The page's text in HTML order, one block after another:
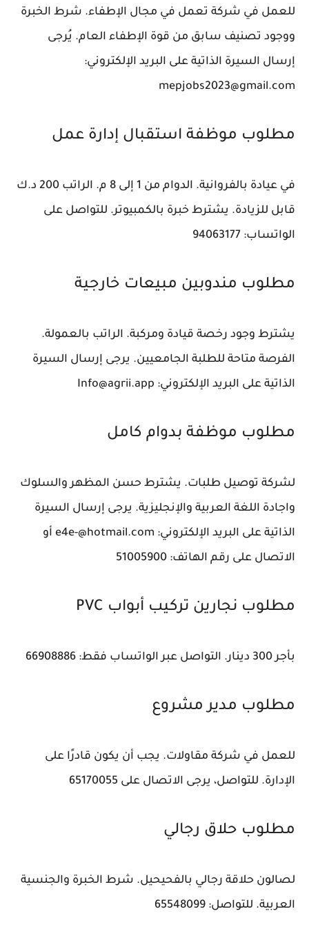
للعمل في شركة تعمل في مجال الإطفاء. شرط الخبرة
ووجود تصنيف سابق من قوة الإطفاء العام. يُرجى
إرسال السيرة الذاتية على البريد الإلكتروني:
mepjobs2023@gmail.com
مطلوب موظفة استقبال إدارة عمل
في عيادة بالفروانية. الدوام من 1 إلى 8 م. الراتب 200 د.ك
قابل للزيادة. يشترط خبرة بالكمبيوتر. للتواصل على
الواتساب: 94063177
مطلوب مندوبين مبيعات خارجية
يشترط وجود رخصة قيادة ومركبة. الراتب بالعمولة.
الفرصة متاحة للطلبة الجامعيين. يرجى إرسال السيرة
الذاتية على البريد الإلكتروني: Info@agrii.app
مطلوب موظفة بدوام كامل
لشركة توصيل طلبات. يشترط حسن المظهر والسلوك
واجادة اللغة العربية والإنجليزية. يرجى إرسال السيرة
الذاتية على البريد الإلكتروني: e4e-@hotmail.com أو
الاتصال على رقم الهاتف: 51005900
مطلوب نجارين تركيب أبواب PVC
بأجر 300 دينار. التواصل عبر الواتساب فقط: 66908886
مطلوب مدير مشروع
للعمل في شركة مقاولات. يجب أن يكون قادرًا على
الإدارة. للتواصل، يرجى الاتصال على 65170055
مطلوب حلاق رجالي
لصالون حلاقة رجالي بالفحيحيل. شرط الخبرة والجنسية
العربية. للتواصل: 65548099